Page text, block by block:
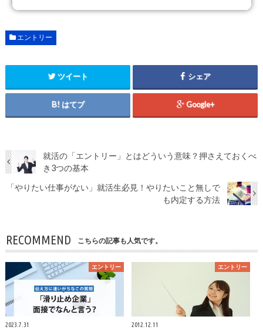
エントリー
ツイート シェア
はてブ Google+
就活の「エントリー」とはどういう意味？押さえておくべ
き3つの基本
「やりたい仕事がない」就活生必見！やりたいこと無しで
も内定する方法
RECOMMEND こちらの記事も人気です。
エントリー
2023.7.31
エントリー
2012.12.11